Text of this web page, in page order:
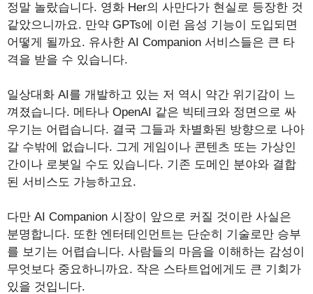
정말 놀랐습니다. 영화 Her의 사만다가 현실로 등장한 것
같았으니까요. 만약 GPTs에 이런 음성 기능이 도입되면
어떻게 될까요. 유사한 AI Companion 서비스들은 큰 타
격을 받을 수 있습니다.
일상대화 AI를 개발하고 있는 저 역시 약간 위기감이 느
껴졌습니다. 메타나 OpenAI 같은 빅테크와 정면으로 싸
우기는 어렵습니다. 결국 그들과 차별화된 방향으로 나아
갈 수밖에 없습니다. 그게 게임이나 콘텐츠 또는 가상인
간이나 로봇일 수도 있습니다. 기존 도메인 분야와 결합
된 서비스도 가능하고요.
다만 AI Companion 시장이 앞으로 커질 것이란 사실은
분명합니다. 또한 엔터테인먼트는 단순히 기술로만 승부
를 보기는 어렵습니다. 사람들의 마음을 이해하는 감성이
무엇보다 중요하니까요. 작은 스타트업에게도 큰 기회가
있을 것입니다.